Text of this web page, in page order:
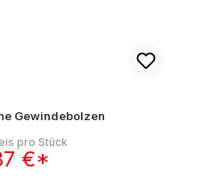
Gewindebolzen
pro Stück
€*